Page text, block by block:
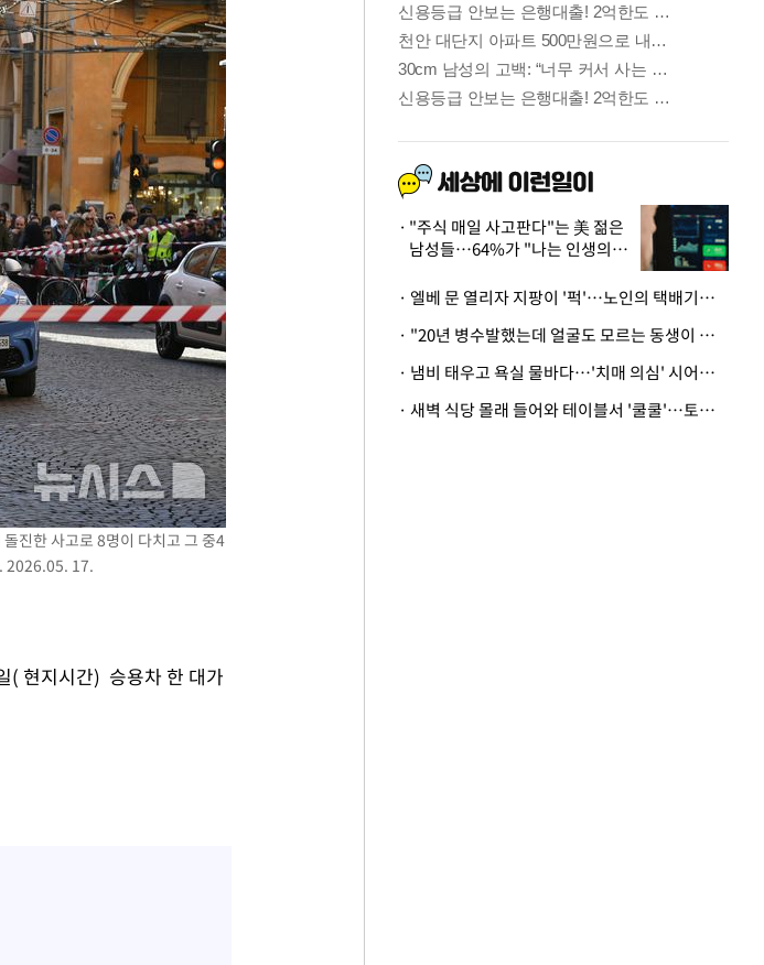
진한 사고로 8명이 다치고 그 중4
2026.05. 17.
( 현지시간) 승용차 한 대가
"주식 매일 사고판다"는 美 젊은
남성들…64%가 "나는 인생의
· 엘베 문 열리자 지팡이 '퍽'…노인의 택배기사 폭행 이유
· "20년 병수발했는데 얼굴도 모르는 동생이 유산 절반을"…배다른 형제 상속권 있을까
· 냄비 태우고 욕실 물바다…'치매 의심' 시어머니 검사 권유했다가 '날벼락'
· 새벽 식당 몰래 들어와 테이블서 '쿨쿨'…토사물 남기고 사라진 남성